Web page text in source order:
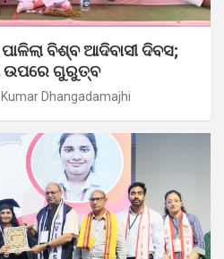
ବିଶ୍ବ ଆଦିବାସୀ ଦିବସ;
ଉପରେ ଗୁରୁତ୍ବ
Dhangadamajhi